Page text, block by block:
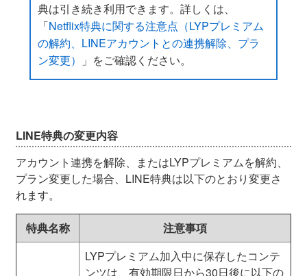
典は引き続き利用できます。詳しくは、
「Netflix特典に関する注意点（LYPプレミアム
の解約、LINEアカウントとの連携解除、プラ
ン変更）
」をご確認ください。
LINE特典の変更内容
アカウント連携を解除、またはLYPプレミアムを解約、
プラン変更した場合、LINE特典は以下のとおり変更さ
れます。
特典名称
注意事項
LYPプレミアム加入中に保存したコンテ
ンツは、有効期限日から30日後に以下の